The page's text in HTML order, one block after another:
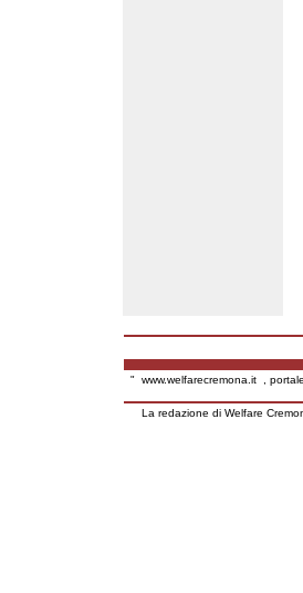
" www.welfarecremona.it, portale
La redazione di Welfare